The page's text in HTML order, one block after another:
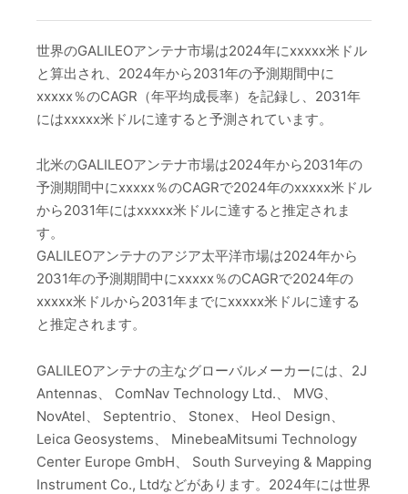
世界のGALILEOアンテナ市場は2024年にxxxxx米ドル
と算出され、2024年から2031年の予測期間中に
xxxxx％のCAGR（年平均成長率）を記録し、2031年
にはxxxxx米ドルに達すると予測されています。
北米のGALILEOアンテナ市場は2024年から2031年の
予測期間中にxxxxx％のCAGRで2024年のxxxxx米ドル
から2031年にはxxxxx米ドルに達すると推定されま
す。
GALILEOアンテナのアジア太平洋市場は2024年から
2031年の予測期間中にxxxxx％のCAGRで2024年の
xxxxx米ドルから2031年までにxxxxx米ドルに達する
と推定されます。
GALILEOアンテナの主なグローバルメーカーには、2J
Antennas、 ComNav Technology Ltd.、 MVG、
NovAtel、 Septentrio、 Stonex、 Heol Design、
Leica Geosystems、 MinebeaMitsumi Technology
Center Europe GmbH、 South Surveying & Mapping
Instrument Co., Ltdなどがあります。2024年には世界